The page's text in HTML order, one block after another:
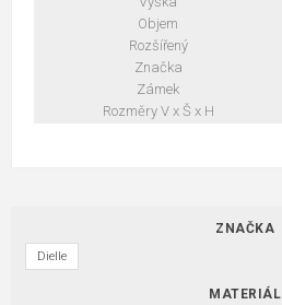
Objem
Rozšířený
Značka
Zámek
Rozměry V x Š x H
ZNAČKA
Dielle
MATERIÁL